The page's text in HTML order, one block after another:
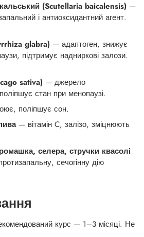
(Scutellaria baicalensis) —
і антиоксидантний агент.
glabra) — адаптоген, знижує
підтримує надниркові залози.
sativa) — джерело
стан при менопаузі.
поліпшує сон.
— вітамін C, залізо, зміцнюють
селера, стручки квасолі
сечогінну дію
курс — 1–3 місяці. Не